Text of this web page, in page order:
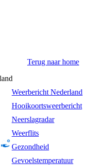
Terug naar home
Weerbericht Nederland
Hooikoortsweerbericht
Neerslagradar
Weerflits
Gezondheid
Gevoelstemperatuur